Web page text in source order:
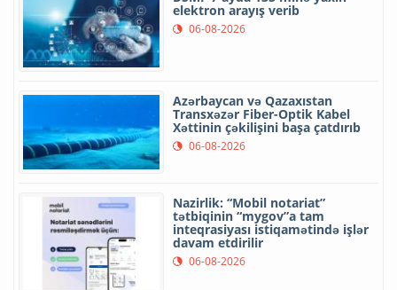
elektron arayış verib
06-08-2026
Azərbaycan və Qazaxıstan
Transxəzər Fiber-Optik Kabel
Xəttinin çəkilişini başa çatdırıb
06-08-2026
Nazirlik: “Mobil notariat”
tətbiqinin “mygov”a tam
inteqrasiyası istiqamətində işlər
davam etdirilir
06-08-2026